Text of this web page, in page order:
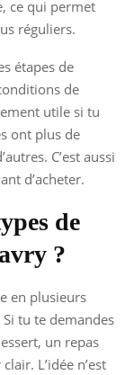
ce qui permet
réguliers.
étapes de
de
utile si tu
ont plus de
C’est aussi
d’acheter.
de
?
en plusieurs
tu te demandes
un repas
L’idée n’est